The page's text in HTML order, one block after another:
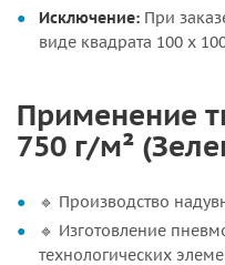
Исключение: При
виде квадрата 100 x
Применение
750 г/м²
🔹 Производство
🔹 Изготовление
технологических